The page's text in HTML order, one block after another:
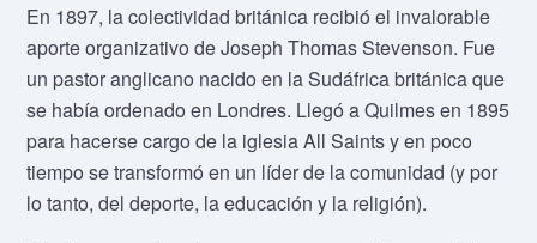
En 1897, la colectividad británica recibió el invalorable
aporte organizativo de Joseph Thomas Stevenson. Fue
un pastor anglicano nacido en la Sudáfrica británica que
se había ordenado en Londres. Llegó a Quilmes en 1895
para hacerse cargo de la iglesia All Saints y en poco
tiempo se transformó en un líder de la comunidad (y por
lo tanto, del deporte, la educación y la religión).